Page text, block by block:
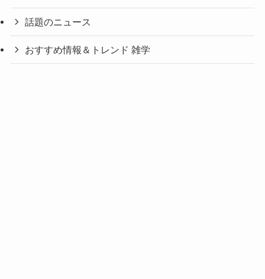
話題のニュース
おすすめ情報＆トレンド 雑学